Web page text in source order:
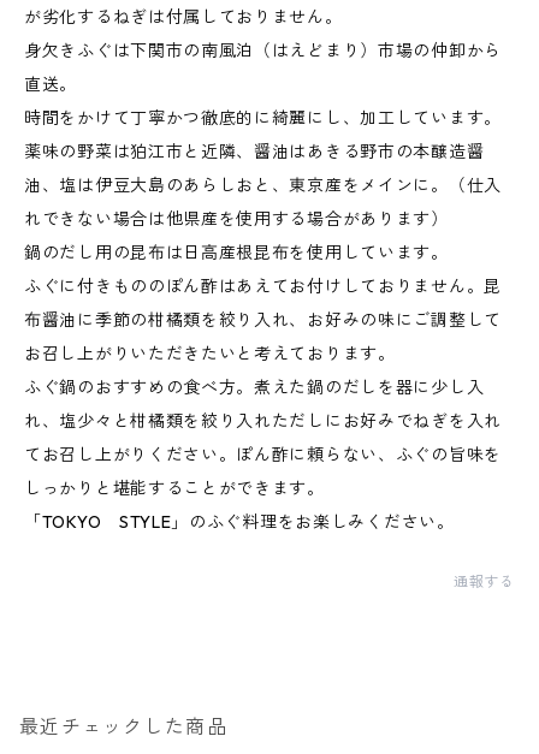
が劣化するねぎは付属しておりません。
身欠きふぐは下関市の南風泊（はえどまり）市場の仲卸から
直送。
時間をかけて丁寧かつ徹底的に綺麗にし、加工しています。
薬味の野菜は狛江市と近隣、醤油はあきる野市の本醸造醤
油、塩は伊豆大島のあらしおと、東京産をメインに。（仕入
れできない場合は他県産を使用する場合があります）
鍋のだし用の昆布は日高産根昆布を使用しています。
ふぐに付きもののぽん酢はあえてお付けしておりません。昆
布醤油に季節の柑橘類を絞り入れ、お好みの味にご調整して
お召し上がりいただきたいと考えております。
ふぐ鍋のおすすめの食べ方。煮えた鍋のだしを器に少し入
れ、塩少々と柑橘類を絞り入れただしにお好みでねぎを入れ
てお召し上がりください。ぽん酢に頼らない、ふぐの旨味を
しっかりと堪能することができます。
「TOKYO STYLE」のふぐ料理をお楽しみください。
通報する
最近チェックした商品